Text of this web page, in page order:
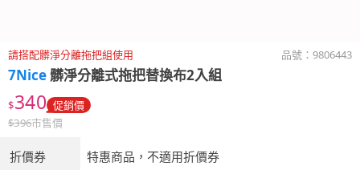
請搭配髒淨分離拖把組使用 品號： 9806443
7Nice 髒淨分離式拖把替換布2入組
$340 促銷價
$396市售價
折價券 特惠商品，不適用折價券